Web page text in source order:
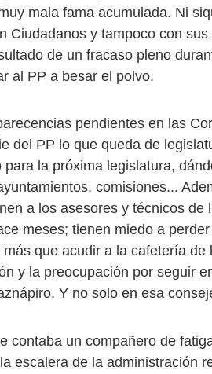
mala fama acumulada. Ni
Ciudadanos y tampoco con
de un fracaso pleno
al PP a besar el polvo.
pendientes en las
del PP lo que queda de
para la próxima legislatura,
comisiones...
a los asesores y técnicos de
meses; tienen miedo a
que acudir a la cafetería
y la preocupación por seguir
Y no solo en esa
contaba un compañero de
escalera de la administración